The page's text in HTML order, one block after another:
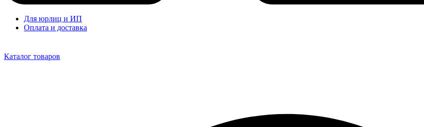
Для юрлиц и ИП
Оплата и доставка
Каталог товаров